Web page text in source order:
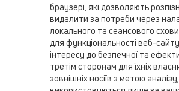
КАТАЛОГ
браузері, які дозволяють
видалити за потреби через
локального та сеансового
для функціональності веб-
інтересу до безпечної та
третім сторонам для їхніх
зовнішніх носіїв з метою